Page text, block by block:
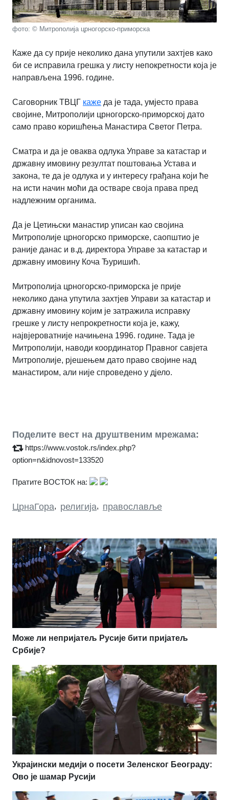
фото: © Митрополија црногорско-приморска
Каже да су прије неколико дана упутили захтјев како
би се исправила грешка у листу непокретности која је
направљена 1996. године.
Саговорник ТВЦГ каже да је тада, умјесто права
својине, Митрополији црногорско-приморској дато
само право коришћења Манастира Светог Петра.
Сматра и да је оваква одлука Управе за катастар и
државну имовину резултат поштовања Устава и
закона, те да је одлука и у интересу грађана који ће
на исти начин моћи да остваре своја права пред
надлежним органима.
Да је Цетињски манастир уписан као својина
Митрополије црногорско приморске, саопштио је
раније данас и в.д. директора Управе за катастар и
државну имовину Коча Ђуришић.
Митрополија црногорско-приморска је прије
неколико дана упутила захтјев Управи за катастар и
државну имовину којим је затражила исправку
грешке у листу непрокретности која је, кажу,
највјероватније начињена 1996. године. Тада је
Митрополији, наводи координатор Правног савјета
Митрополије, рјешењем дато право својине над
манастиром, али није спроведено у дјело.
Поделите вест на друштвеним мрежама:
https://www.vostok.rs/index.php?
option=n&idnovost=133520
Пратите ВОСТОК на:
ЦрнаГора, религија, православље
Може ли непријатељ Русије бити пријатељ
Србије?
Украјински медији о посети Зеленског Београду:
Ово је шамар Русији